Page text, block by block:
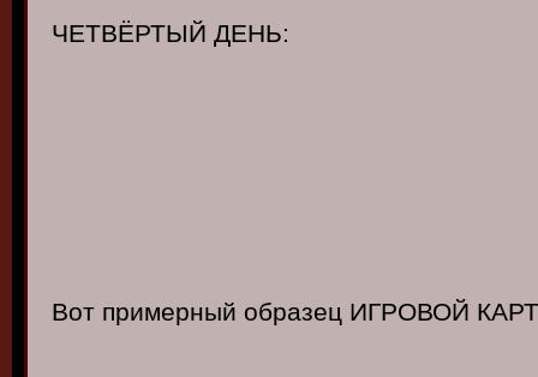
ЧЕТВЁРТЫЙ ДЕНЬ:
Вот примерный образец ИГРОВОЙ